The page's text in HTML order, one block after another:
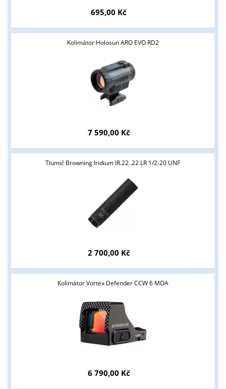
695,00 Kč
Kolimátor Holosun ARO EVO RD2
7 590,00 Kč
Tlumič Browning Iridium IR.22 .22 LR 1/2-20 UNF
2 700,00 Kč
Kolimátor Vortex Defender CCW 6 MOA
6 790,00 Kč
podnikatelům v oblasti zbraně a střelivo. Splňujete tyto
ANO NE